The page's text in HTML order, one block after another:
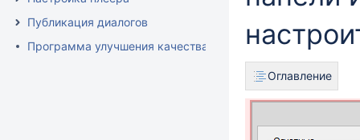
Публикация диалогов
Программа улучшения качества продукта
Оглавление